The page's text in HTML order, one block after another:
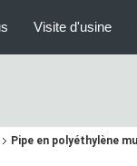
Visite d'usine
Pipe en polyéthylène